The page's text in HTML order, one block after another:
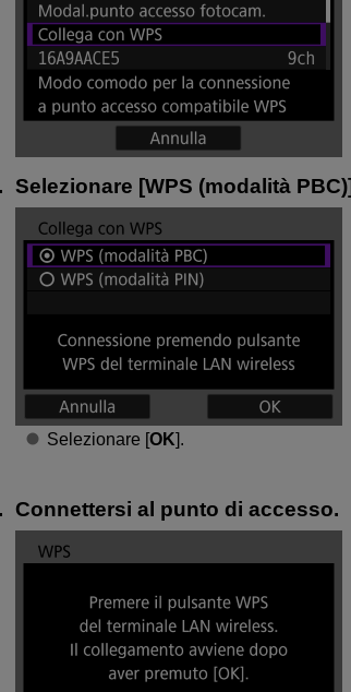
Selezionare [WPS (modalità PBC)
Selezionare [OK].
Connettersi al punto di accesso.